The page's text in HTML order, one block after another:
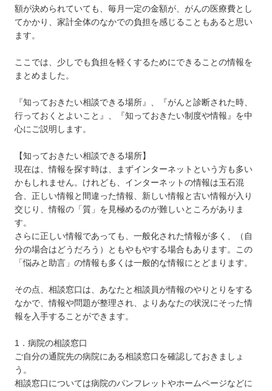
額が決められていても、毎月一定の金額が、がんの医療費とし
てかかり、家計全体のなかでの負担を感じることもあると思い
ます。
ここでは、少しでも負担を軽くするためにできることの情報を
まとめました。
『知っておきたい相談できる場所』、『がんと診断された時、
行っておくとよいこと』、『知っておきたい制度や情報』を中
心にご説明します。
【知っておきたい相談できる場所】
現在は、情報を探す時は、まずインターネットという方も多い
かもしれません。けれども、インターネットの情報は玉石混
合、正しい情報と間違った情報、新しい情報と古い情報が入り
交じり、情報の「質」を見極めるのが難しいところがありま
す。
さらに正しい情報であっても、一般化された情報が多く、（自
分の場合はどうだろう）ともやもやする場合もあります。この
「悩みと助言」の情報も多くは一般的な情報にとどまります。
その点、相談窓口は、あなたと相談員が情報のやりとりをする
なかで、情報や問題が整理され、よりあなたの状況にそった情
報を入手することができます。
1．病院の相談窓口
ご自分の通院先の病院にある相談窓口を確認しておきましょ
う。
相談窓口については病院のパンフレットやホームページなどに